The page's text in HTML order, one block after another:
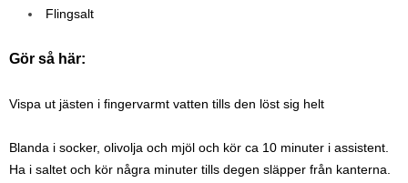
Flingsalt
Gör så här:
Vispa ut jästen i fingervarmt vatten tills den löst sig helt
Blanda i socker, olivolja och mjöl och kör ca 10 minuter i assistent.
Ha i saltet och kör några minuter tills degen släpper från kanterna.